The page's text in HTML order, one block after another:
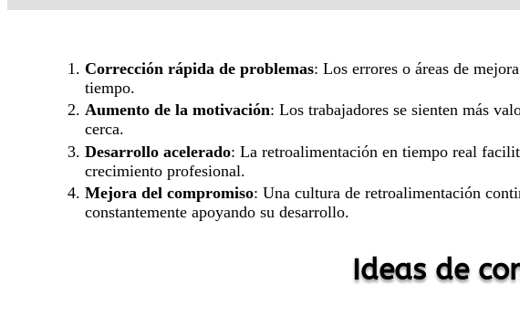
Corrección rápida de problemas: Los errores o áreas de
tiempo.
Aumento de la motivación: Los trabajadores se sienten más
cerca.
Desarrollo acelerado: La retroalimentación en tiempo real
crecimiento profesional.
Mejora del compromiso: Una cultura de retroalimentación
constantemente apoyando su desarrollo.
Ideas de